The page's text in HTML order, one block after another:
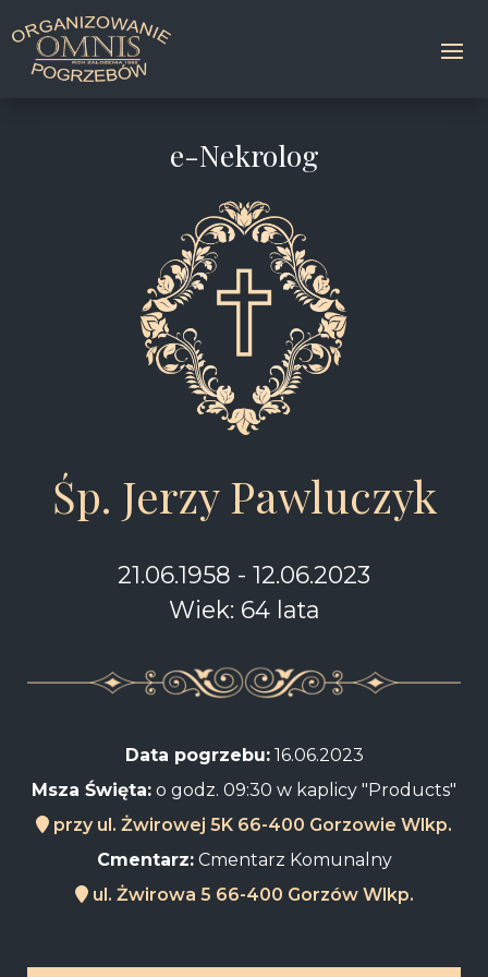
e-Nekrolog
Śp. Jerzy Pawluczyk
21.06.1958 - 12.06.2023
Wiek: 64 lata
Data pogrzebu:16.06.2023
Msza Święta: o godz. 09:30 w kaplicy "Products"
przy ul. Żwirowej 5K 66-400 Gorzowie Wlkp.
Cmentarz:Cmentarz Komunalny
ul. Żwirowa 5 66-400 Gorzów Wlkp.